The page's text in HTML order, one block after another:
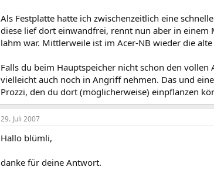
Als Festplatte hatte ich zwischenzeitlich eine
diese lief dort einwandfrei, rennt nun aber in
lahm war. Mittlerweile ist im Acer-NB wieder die
Falls du beim Hauptspeicher nicht schon den
vielleicht auch noch in Angriff nehmen. Das und
Prozzi, den du dort (möglicherweise) einpflanzen
29. Juli 2007
Hallo blümli,
danke für deine Antwort.